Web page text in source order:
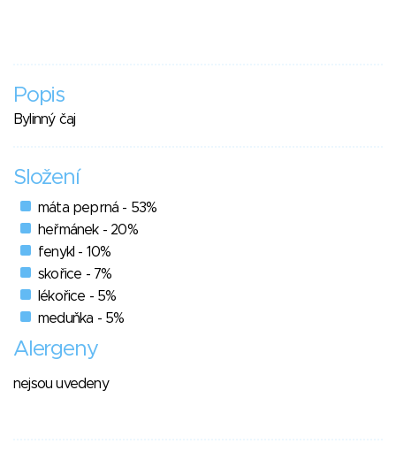
Popis
Bylinný čaj
Složení
máta peprná - 53%
heřmánek - 20%
fenykl - 10%
skořice - 7%
lékořice - 5%
meduňka - 5%
Alergeny
nejsou uvedeny